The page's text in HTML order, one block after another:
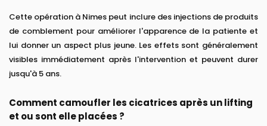
Cette opération à Nimes peut inclure des injections de produits
de comblement pour améliorer l'apparence de la patiente et
lui donner un aspect plus jeune. Les effets sont généralement
visibles immédiatement après l'intervention et peuvent durer
jusqu'à 5 ans.
Comment camoufler les cicatrices après un lifting
et ou sont elle placées ?